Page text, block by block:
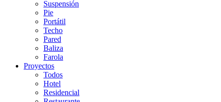
Suspensión
Pie
Portátil
Techo
Pared
Baliza
Farola
Proyectos
Todos
Hotel
Residencial